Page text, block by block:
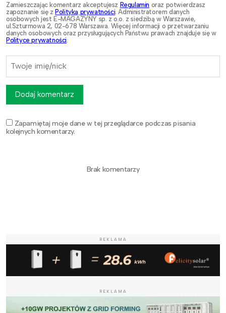
Zamieszczając komentarz akceptujesz Regulamin oraz potwierdzasz
zapoznanie się zPolityką prywatności . Administratorem danych
osobowych jest E-MAGAZYNY sp. z o.o. z siedzibą w Warszawie,
ul.Szturmowa 2, 02-678 Warszawa. Więcej informacji o przetwarzaniu
danych osobowych oraz przysługujących Państwu prawach znajduje się w
Polityce prywatności
Zapamiętaj moje dane w tej przeglądarce podczas pisania
kolejnych komentarzy.
Dodaj komentarz
Brak komentarzy
REKLAMA
REKLAMA